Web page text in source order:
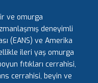
ve omurga
deneyimli
(EANS) ve Amerika
ileri yaş omurga
fıtıkları cerrahisi,
cerrahisi, beyin ve